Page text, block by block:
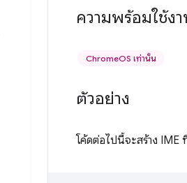
ความพร้อมใช้ง
ChromeOS เท่านั้น
ตัวอย่าง
โค้ดต่อไปนี้จะสร้าง